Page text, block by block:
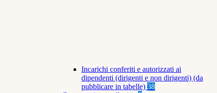
Incarichi conferiti e autorizzati ai
dipendenti (dirigenti e non dirigenti) (da
pubblicare in tabelle) 38